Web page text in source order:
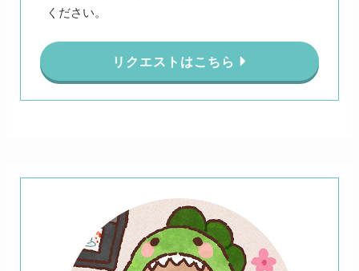
ください。
リクエストはこちら